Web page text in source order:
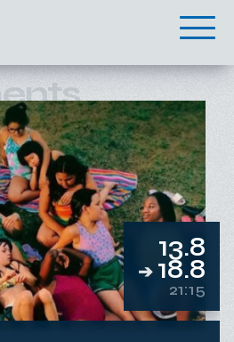
13.8
➔ 18.8
21:15